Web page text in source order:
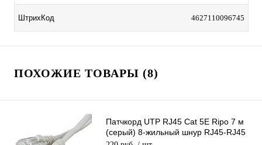
ШтрихКод 4627110096745
ПОХОЖИЕ ТОВАРЫ (8)
Патчкорд UTP RJ45 Cat 5E Ripo 7 м
(серый) 8-жильный шнур RJ45-RJ45
для соединения сетевых устройств